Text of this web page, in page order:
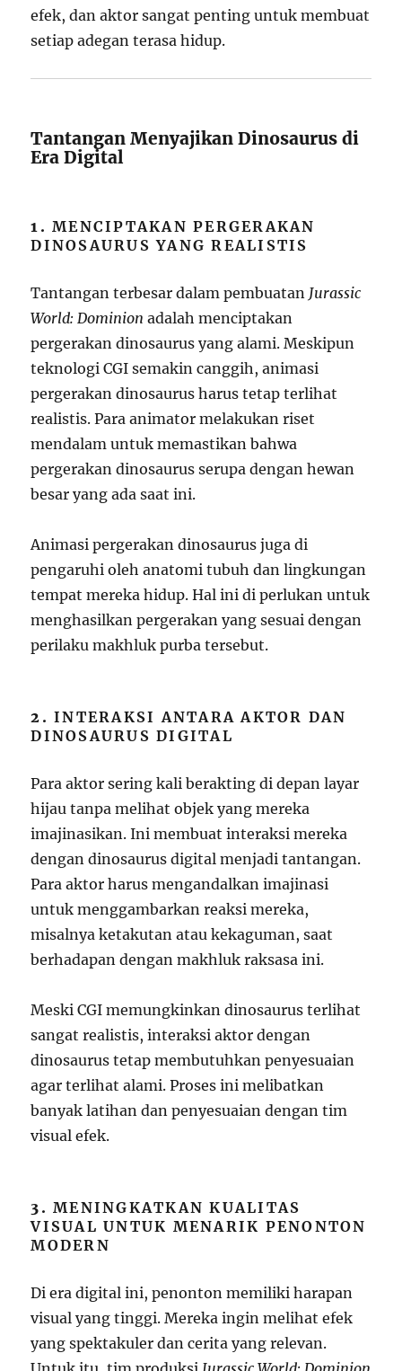
efek, dan aktor sangat penting untuk membuat
setiap adegan terasa hidup.
Tantangan Menyajikan Dinosaurus di
Era Digital
1.MENCIPTAKAN PERGERAKAN
DINOSAURUS YANG REALISTIS
Tantangan terbesar dalam pembuatan Jurassic
World: Dominion adalah menciptakan
pergerakan dinosaurus yang alami. Meskipun
teknologi CGI semakin canggih, animasi
pergerakan dinosaurus harus tetap terlihat
realistis. Para animator melakukan riset
mendalam untuk memastikan bahwa
pergerakan dinosaurus serupa dengan hewan
besar yang ada saat ini.
Animasi pergerakan dinosaurus juga di
pengaruhi oleh anatomi tubuh dan lingkungan
tempat mereka hidup. Hal ini di perlukan untuk
menghasilkan pergerakan yang sesuai dengan
perilaku makhluk purba tersebut.
2.INTERAKSI ANTARA AKTOR DAN
DINOSAURUS DIGITAL
Para aktor sering kali berakting di depan layar
hijau tanpa melihat objek yang mereka
imajinasikan. Ini membuat interaksi mereka
dengan dinosaurus digital menjadi tantangan.
Para aktor harus mengandalkan imajinasi
untuk menggambarkan reaksi mereka,
misalnya ketakutan atau kekaguman, saat
berhadapan dengan makhluk raksasa ini.
Meski CGI memungkinkan dinosaurus terlihat
sangat realistis, interaksi aktor dengan
dinosaurus tetap membutuhkan penyesuaian
agar terlihat alami. Proses ini melibatkan
banyak latihan dan penyesuaian dengan tim
visual efek.
3.MENINGKATKAN KUALITAS
VISUAL UNTUK MENARIK PENONTON
MODERN
Di era digital ini, penonton memiliki harapan
visual yang tinggi. Mereka ingin melihat efek
yang spektakuler dan cerita yang relevan.